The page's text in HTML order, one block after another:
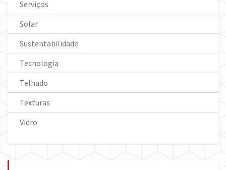
Serviços
Solar
Sustentabilidade
Tecnologia
Telhado
Texturas
Vidro